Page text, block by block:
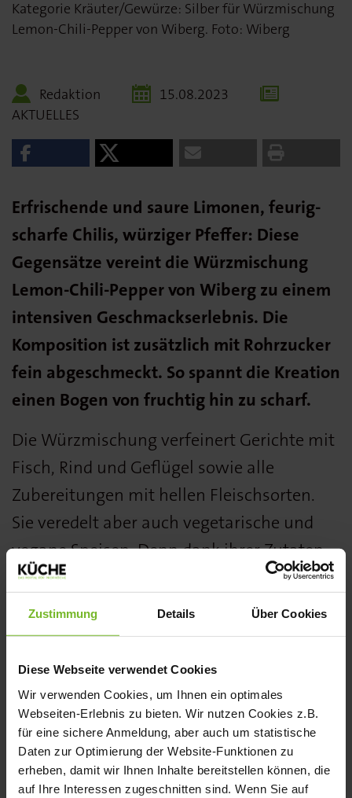
Zustimmung Details Über Cookies
Diese Webseite verwendet Cookies
Wir verwenden Cookies, um Ihnen ein optimales
Webseiten-Erlebnis zu bieten. Wir nutzen Cookies z.B.
für eine sichere Anmeldung, aber auch um statistische
Daten zur Optimierung der Website-Funktionen zu
erheben, damit wir Ihnen Inhalte bereitstellen können, die
auf Ihre Interessen zugeschnitten sind. Wenn Sie auf
Kategorie Kräuter/Gewürze: Silber für Würzmischung
Lemon-Chili-Pepper von Wiberg. Foto: Wiberg
Redaktion
15.08.2023
AKTUELLES
Erfrischende und saure Limonen, feurig-
scharfe Chilis, würziger Pfeffer: Diese
Gegensätze vereint die Würzmischung
Lemon-Chili-Pepper von Wiberg zu einem
intensiven Geschmackserlebnis. Die
Komposition ist zusätzlich mit Rohrzucker
fein abgeschmeckt. So spannt die Kreation
einen Bogen von fruchtig hin zu scharf.
Die Würzmischung verfeinert Gerichte mit
Fisch, Rind und Geflügel sowie alle
Zubereitungen mit hellen Fleischsorten.
Sie veredelt aber auch vegetarische und
vegane Speisen. Denn dank ihrer Zutaten
kann die Würzkombination für viele
Küchen weltweit verwendet werden.
www.wiberg.eu/de
Die Würzmischung Lemon-Chili-Pepper
von Wiberg wurde von der Fachjury des
KÜCHE BEST PRODUCT AWARDS in der
Kategorie Kräuter/Gewürze mit einer